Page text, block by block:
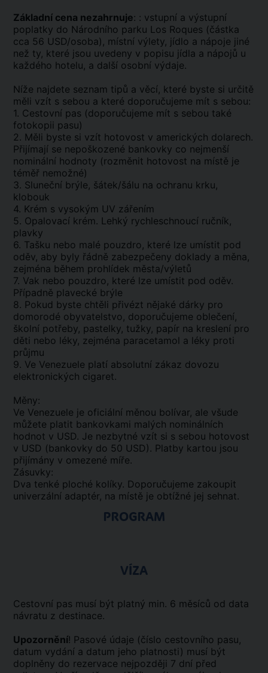
Základní cena nezahrnuje: : vstupní a výstupní
poplatky do Národního parku Los Roques (částka
cca 56 USD/osoba), místní výlety, jídlo a nápoje jiné
než ty, které jsou uvedeny v popisu jídla a nápojů u
každého hotelu, a další osobní výdaje.
Níže najdete seznam tipů a věcí, které byste si určitě
měli vzít s sebou a které doporučujeme mít s sebou:
1. Cestovní pas (doporučujeme mít s sebou také
fotokopii pasu)
2. Měli byste si vzít hotovost v amerických dolarech.
Přijímají se nepoškozené bankovky co nejmenší
nominální hodnoty (rozměnit hotovost na místě je
téměř nemožné)
3. Sluneční brýle, šátek/šálu na ochranu krku,
klobouk
4. Krém s vysokým UV zářením
5. Opalovací krém. Lehký rychleschnoucí ručník,
plavky
6. Tašku nebo malé pouzdro, které lze umístit pod
oděv, aby byly řádně zabezpečeny doklady a měna,
zejména během prohlídek města/výletů
7. Vak nebo pouzdro, které lze umístit pod oděv.
Případně plavecké brýle
8. Pokud byste chtěli přivézt nějaké dárky pro
domorodé obyvatelstvo, doporučujeme oblečení,
školní potřeby, pastelky, tužky, papír na kreslení pro
děti nebo léky, zejména paracetamol a léky proti
průjmu
9. Ve Venezuele platí absolutní zákaz dovozu
elektronických cigaret.
Měny:
Ve Venezuele je oficiální měnou bolívar, ale všude
můžete platit bankovkami malých nominálních
hodnot v USD. Je nezbytné vzít si s sebou hotovost
v USD (bankovky do 50 USD). Platby kartou jsou
přijímány v omezené míře.
Zásuvky:
Dva tenké ploché kolíky. Doporučujeme zakoupit
univerzální adaptér, na místě je obtížné jej sehnat.
PROGRAM
VÍZA
Cestovní pas musí být platný min. 6 měsíců od data
návratu z destinace.
Upozornění! Pasové údaje (číslo cestovního pasu,
datum vydání a datum jeho platnosti) musí být
doplněny do rezervace nejpozději 7 dní před